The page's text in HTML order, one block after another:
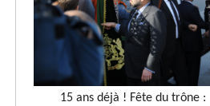
15 ans déjà ! Fête du trône :